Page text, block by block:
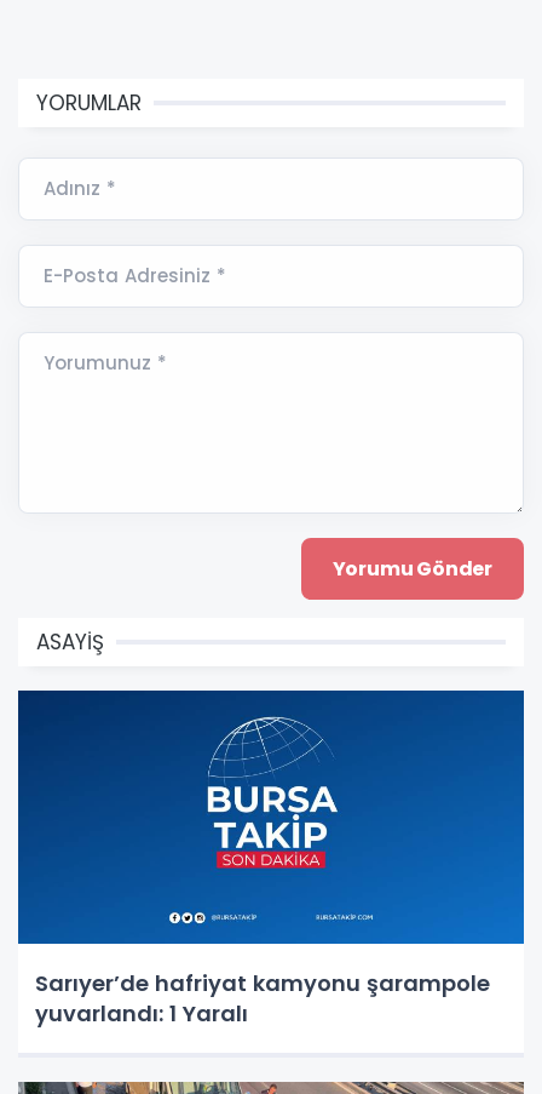
YORUMLAR
Adınız *
E-Posta Adresiniz *
Yorumunuz *
ASAYİŞ
Sarıyer’de hafriyat kamyonu şarampole
yuvarlandı: 1 Yaralı